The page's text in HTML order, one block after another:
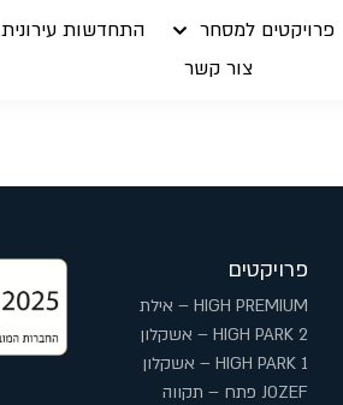
פרויקטים למסחר התחדשות עירונית
צור קשר
פרויקטים
HIGH PREMIUM – אילת
HIGH PARK 2 – אשקלון
HIGH PARK 1 – אשקלון
JOZEF פתח – תקווה